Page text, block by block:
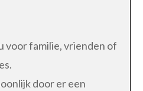
voor familie, vrienden of
door er een